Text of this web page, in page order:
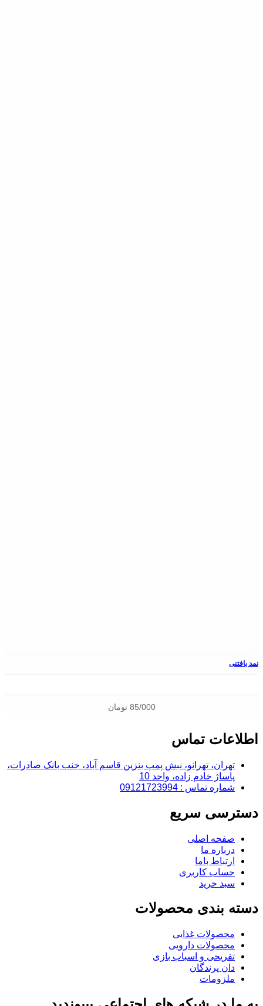
نمد بافتنی
85/000 تومان
اطلاعات تماس
تهران، تهرانو، نبش پمپ بنزین قاسم آباد، جنب بانک صادرات،
پاساژ خادم زاده، واحد 10
شماره تماس : 09121723994
دسترسی سریع
صفحه اصلی
درباره ما
ارتباط باما
حساب کاربری
سبد خرید
دسته بندی محصولات
محصولات غذایی
محصولات دارویی
تفریحی و اسباب بازی
دان پرندگان
ملزومات